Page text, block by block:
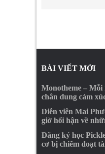
BÀI VIẾT MỚI
Monotheme –
chân dung cảm
Diễn viên Mai
giờ hối hận về
Đăng ký học
cơ bị chiếm đoạt